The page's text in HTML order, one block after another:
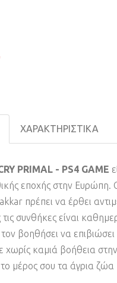
ΧΑΡΑΚΤΗΡΙΣΤΙΚΆ
PRIMAL - PS4 GAME
εποχής στην Ευρώπη.
πρέπει να έρθει
τις συνθήκες είναι
βοηθήσει να επιβιώσει
χωρίς καμιά βοήθεια
μέρος σου τα άγρια